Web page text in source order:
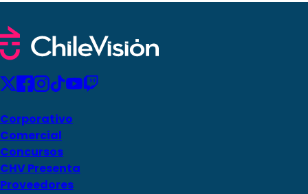
Corporativo
Comercial
Concursos
CHV Presenta
Proveedores